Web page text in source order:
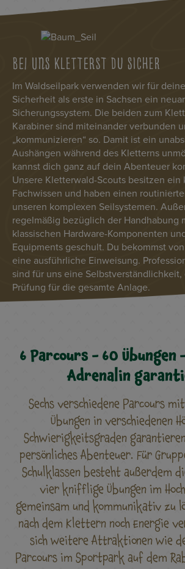
BEI UNS KLETTERST DU SICHER
Im Waldseilpark verwenden wir für
Sicherheit als erste in Sachsen ein
Sicherungssystem. Die beiden zum
Karabiner sind miteinander verbunden
„kommunizieren“ so. Damit ist ein
Aushängen während des Kletterns
kannst dich ganz auf dein Abenteuer
Unsere Kletterwald-Scouts besitzen ein
Fachwissen und haben einen
unseren komplexen Seilsystemen.
regelmäßig bezüglich der Handhabung
klassischen Hardware-Komponenten
Equipments geschult. Du bekommst
eine ausführliche Einweisung.
sind für uns eine Selbstverständlichkeit,
Prüfung für die gesamte Anlage.
6 Parcours - 60 Übungen
Adrenalin
Sechs verschiedene Parcours
Übungen in verschiedenen
Schwierigkeitsgraden
persönliches Abenteuer. Für
Schulklassen besteht außerdem
vier knifflige Übungen im
gemeinsam und kommunikativ zu
nach dem Klettern noch Energie
sich weitere Attraktionen wie
Parcours im Sportpark auf dem